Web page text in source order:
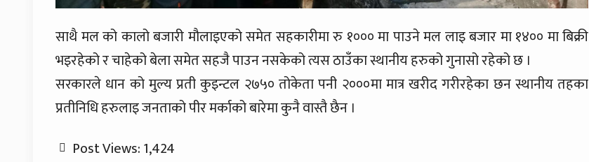
साथै मल को कालो बजारी मौलाइएको समेत सहकारीमा रु १००० मा पाउने मल लाइ बजार मा १४०० मा बिक्री
भइरहेको र चाहेको बेला समेत सहजै पाउन नसकेको त्यस ठाउँका स्थानीय हरुको गुनासो रहेको छ ।
सरकारले धान को मुल्य प्रती कुइन्टल २७५० तोकेता पनी २०००मा मात्र खरीद गरीरहेका छन स्थानीय तहका
प्रतीनिधि हरुलाइ जनताको पीर मर्काको बारेमा कुनै वास्तै छैन ।
Post Views:1,424